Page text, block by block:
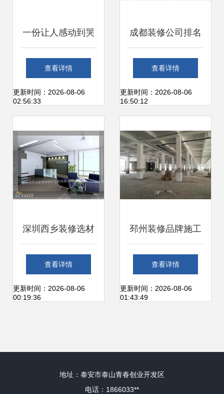
一份让人感动到哭
的装修材料清单丨
存好,日后必定有用
查看详情
更新时间：2026-08-06
02:56:33
成都装修公司排名
前十强
查看详情
更新时间：2026-08-06
16:50:12
深圳西乡装修选材
指南 兴万家建材市
场与周边配套解析
查看详情
更新时间：2026-08-06
00:19:36
邳州装修品牌施工
与食品厂装潢报价
选对建材是关键
查看详情
更新时间：2026-08-06
01:43:49
地址：泰安市泰山青春创业开发区
电话：1866033**